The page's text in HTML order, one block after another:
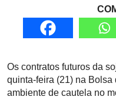
Os contratos futuros da
quinta-feira (21) na
ambiente de cautela no